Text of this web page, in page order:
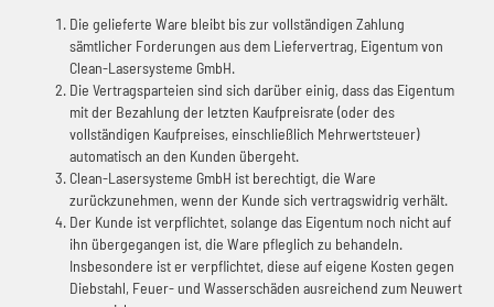
Die gelieferte Ware bleibt bis zur vollständigen Zahlung
sämtlicher Forderungen aus dem Liefervertrag, Eigentum von
Clean-Lasersysteme GmbH.
Die Vertragsparteien sind sich darüber einig, dass das Eigentum
mit der Bezahlung der letzten Kaufpreisrate (oder des
vollständigen Kaufpreises, einschließlich Mehrwertsteuer)
automatisch an den Kunden übergeht.
Clean-Lasersysteme GmbH ist berechtigt, die Ware
zurückzunehmen, wenn der Kunde sich vertragswidrig verhält.
Der Kunde ist verpflichtet, solange das Eigentum noch nicht auf
ihn übergegangen ist, die Ware pfleglich zu behandeln.
Insbesondere ist er verpflichtet, diese auf eigene Kosten gegen
Diebstahl, Feuer- und Wasserschäden ausreichend zum Neuwert